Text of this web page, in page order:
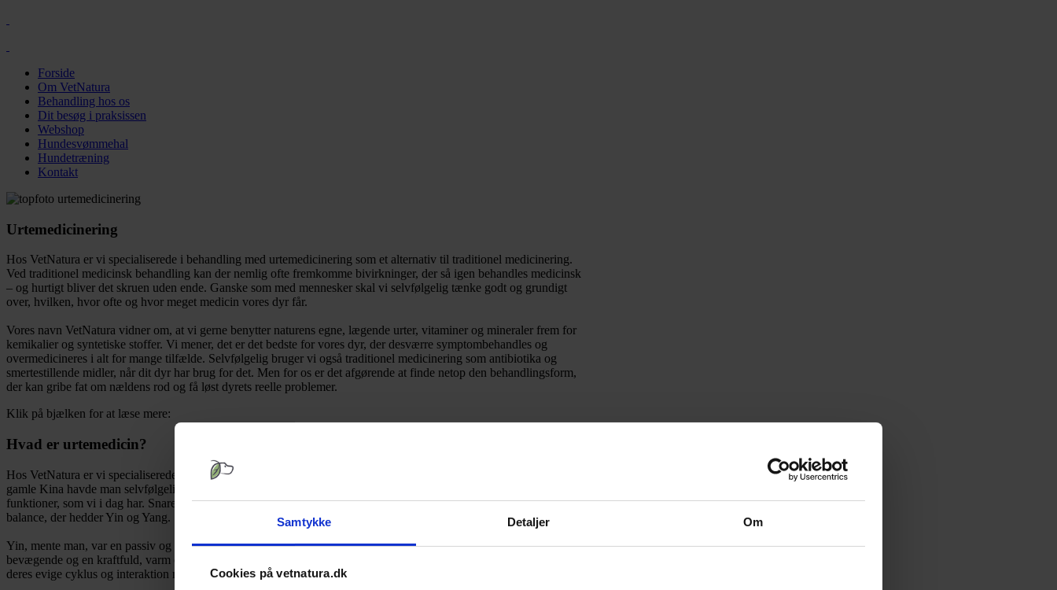
Samtykke Detaljer Om
Cookies på vetnatura.dk
Forside
Om VetNatura
Behandling hos os
Dit besøg i praksissen
Webshop
Hundesvømmehal
Hundetræning
Kontakt
Urtemedicinering
Hos VetNatura er vi specialiserede i behandling med urtemedicinering som et alternativ til traditionel medicinering.
Ved traditionel medicinsk behandling kan der nemlig ofte fremkomme bivirkninger, der så igen behandles medicinsk
– og hurtigt bliver det skruen uden ende. Ganske som med mennesker skal vi selvfølgelig tænke godt og grundigt
over, hvilken, hvor ofte og hvor meget medicin vores dyr får.
Vores navn VetNatura vidner om, at vi gerne benytter naturens egne, lægende urter, vitaminer og mineraler frem for
kemikalier og syntetiske stoffer. Vi mener, det er det bedste for vores dyr, der desværre symptombehandles og
overmedicineres i alt for mange tilfælde. Selvfølgelig bruger vi også traditionel medicinering som antibiotika og
smertestillende midler, når dit dyr har brug for det. Men for os er det afgørende at finde netop den behandlingsform,
der kan gribe fat om nældens rod og få løst dyrets reelle problemer.
Klik på bjælken for at læse mere:
Hvad er urtemedicin?
Hos VetNatura er vi specialiserede i kinesisk naturmedicin, der bygger på mere end 2500 år gamle principper. I det
gamle Kina havde man selvfølgelig ikke det samme videnskabelige indblik i dyrets anatomi og organernes
funktioner, som vi i dag har. Snarere forstod man verden, og dermed dyret, som styret af en balance. Det er denne
balance, der hedder Yin og Yang.
Yin, mente man, var en passiv og feminin energi, og også kold og fugtig, tung og solid. Yang var maskulin og
bevægende og en kraftfuld, varm og tør energi. Hvis balancen mellem Yin eller Yang blev til ubalance, eller hvis
deres evige cyklus og interaktion med hinanden blev forstyrret, resulterede det i sygdom.